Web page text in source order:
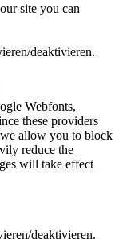
site you can
deaktivieren.
Webfonts,
these providers
allow you to block
reduce the
will take effect
deaktivieren.